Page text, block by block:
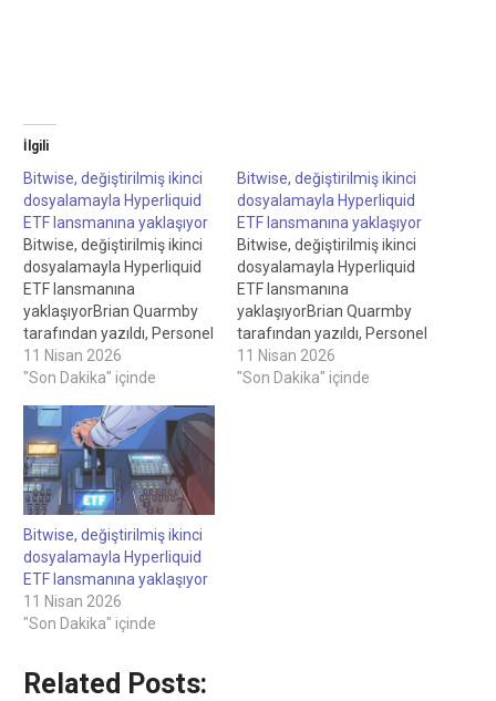
İlgili
Bitwise, değiştirilmiş ikinci
dosyalamayla Hyperliquid
ETF lansmanına yaklaşıyor
Bitwise, değiştirilmiş ikinci
dosyalamayla Hyperliquid
ETF lansmanına
yaklaşıyorBrian Quarmby
tarafından yazıldı, Personel
Yazarı Felix Ng tarafından
incelendi, Personel Editörü
değiştirilmiş ikinci
dosyalamayla Hyperliquid
ETF lansmanına
yaklaşıyor.Bloomberg'in
kıdemli ETF analistine göre
Bitwise, en son
dosyalamasına $BHYP
kodunu ve %0,67 yönetim
ücretini ekleyerek yakında
potansiyel bir lansmanın
11 Nisan 2026
"Son Dakika" içinde
Bitwise, değiştirilmiş ikinci
dosyalamayla Hyperliquid
ETF lansmanına yaklaşıyor
Bitwise, değiştirilmiş ikinci
dosyalamayla Hyperliquid
ETF lansmanına
yaklaşıyorBrian Quarmby
tarafından yazıldı, Personel
Yazarı Felix Ng tarafından
incelendi, Personel Editörü
11 Nisan 2026
"Son Dakika" içinde
Bitwise, değiştirilmiş ikinci
dosyalamayla Hyperliquid
ETF lansmanına yaklaşıyor
11 Nisan 2026
"Son Dakika" içinde
Related Posts: